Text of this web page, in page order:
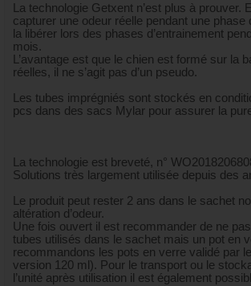
La technologie Getxent n’est plus à prouver.
capturer une odeur réelle pendant une phase
la libérer lors des phases d’entrainement
mois.
L’avantage est que le chien est formé sur la
réelles, il ne s’agit pas d’un pseudo.
Les tubes imprégniés sont stockés en
pcs dans des sacs Mylar pour assurer la
La technologie est breveté, n°
Solutions très largement utilisée depuis des
Le produit peut rester 2 ans dans le sachet
altération d’odeur.
Une fois ouvert il est recommander de ne
tubes utilisés dans le sachet mais un pot en
recommandons les pots en verre validé par
version 120 ml). Pour le transport ou le
l’unité après utilisation il est également